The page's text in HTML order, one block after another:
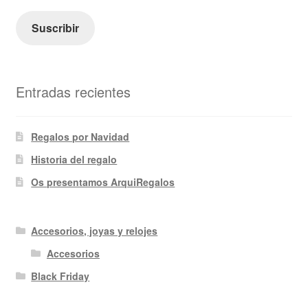
electrónico
Suscribir
Entradas recientes
Regalos por Navidad
Historia del regalo
Os presentamos ArquiRegalos
Accesorios, joyas y relojes
Accesorios
Black Friday